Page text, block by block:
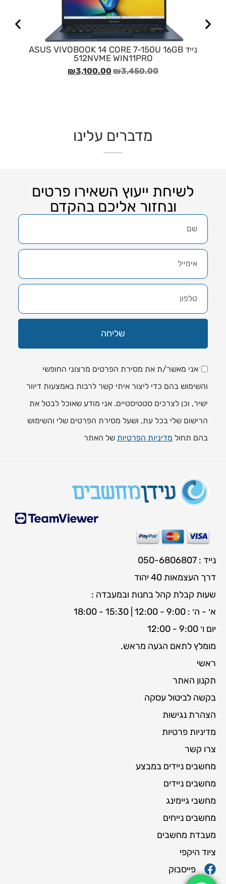
נייד ASUS VIVOBOOK 14 CORE 7-150U 16GB
512NVME WIN11PRO
₪3,450.00
₪3,100.00
מדברים עלינו
לשיחת ייעוץ השאירו פרטים
ונחזור אליכם בהקדם
אני מאשר/ת את מסירת הפרטים מרצוני החופשי
והשימוש בהם כדי ליצור איתי קשר לרבות באמצעות דיוור
ישיר, וכן לצרכים סטטיסטיים. אני מודע שאוכל לבטל את
הרישום שלי בכל עת, ושעל מסירת הפרטים שלי והשימוש
בהם תחול מדיניות הפרטיותשל האתר
שליחה
נייד : 050-6806807
דרך העצמאות 40 יהוד
שעות קבלת קהל בחנות ובמעבדה :
א׳ - ה׳ : 9:00 - 12:00 | 15:30 - 18:00
יום ו׳ 9:00 - 12:00
מומלץ לתאם הגעה מראש.
ראשי
תקנון האתר
בקשה לביטול עסקה
הצהרת נגישות
מדיניות פרטיות
צרו קשר
מחשבים ניידים במבצע
מחשבים ניידים
מחשבי גיימינג
מחשבים נייחים
מעבדת מחשבים
ציוד היקפי
פייסבוק